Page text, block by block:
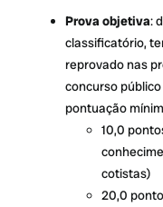
Prova objetiva:
classificatório,
reprovado nas
concurso
pontuação
10,0
cotistas)
20,0